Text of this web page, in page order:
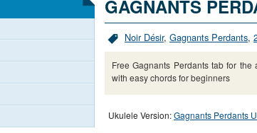
GAGNANTS
Noir Désir, Gagnants Perdants,
Free Gagnants Perdants tab for
with easy chords for beginners
Ukulele Version:Gagnants Perdants